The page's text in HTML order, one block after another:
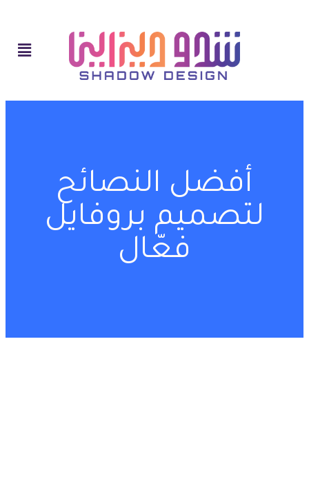
أفضل النصائح
لتصميم بروفايل
فعّال